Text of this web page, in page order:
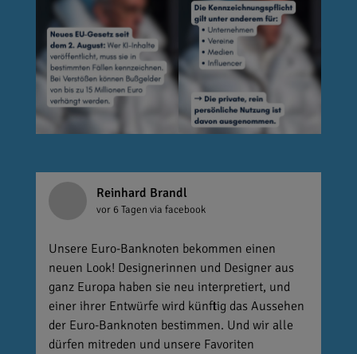
Reinhard Brandl
vor 6 Tagen via facebook
Unsere Euro-Banknoten bekommen einen
neuen Look! Designerinnen und Designer aus
ganz Europa haben sie neu interpretiert, und
einer ihrer Entwürfe wird künftig das Aussehen
der Euro-Banknoten bestimmen. Und wir alle
dürfen mitreden und unsere Favoriten